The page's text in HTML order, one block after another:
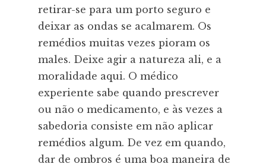
retirar-se para um porto seguro e
deixar as ondas se acalmarem. Os
remédios muitas vezes pioram os
males. Deixe agir a natureza ali, e a
moralidade aqui. O médico
experiente sabe quando prescrever
ou não o medicamento, e às vezes a
sabedoria consiste em não aplicar
remédios algum. De vez em quando,
dar de ombros é uma boa maneira de